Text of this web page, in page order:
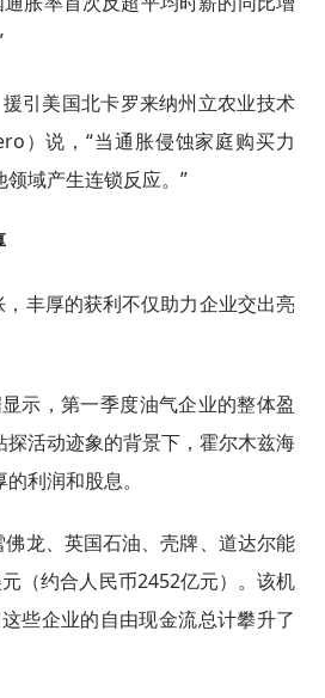
引美国北卡罗来纳州立农业技术
）说，“当通胀侵蚀家庭购买力
域产生连锁反应。”
丰厚的获利不仅助力企业交出亮
示，第一季度油气企业的整体盈
活动迹象的背景下，霍尔木兹海
利润和股息。
龙、英国石油、壳牌、道达尔能
（约合人民币2452亿元）。该机
些企业的自由现金流总计攀升了